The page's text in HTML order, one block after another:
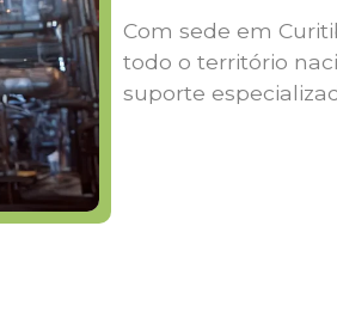
Com sede em
todo o território
suporte